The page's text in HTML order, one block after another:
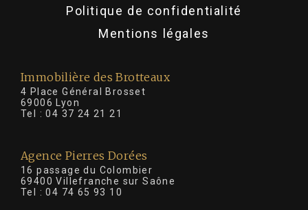
Politique de confidentialité
Mentions légales
Immobilière des Brotteaux
4 Place Général Brosset
69006 Lyon
Tel :04 37 24 21 21
Agence Pierres Dorées
16 passage du Colombier
69400 Villefranche sur Saône
Tel :04 74 65 93 10